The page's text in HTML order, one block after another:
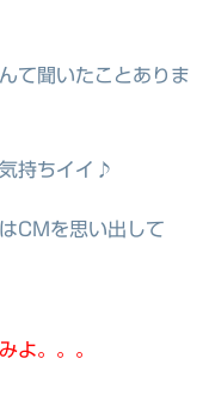
て聞いたことありま
持ちイイ♪
CMを思い出して
よ。。。